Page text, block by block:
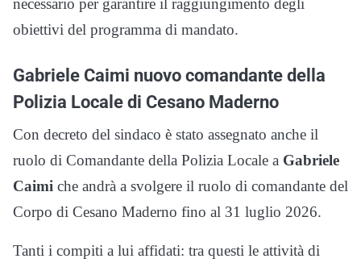
necessario per garantire il raggiungimento degli
obiettivi del programma di mandato.
Gabriele Caimi nuovo comandante della
Polizia Locale di Cesano Maderno
Con decreto del sindaco è stato assegnato anche il
ruolo di Comandante della Polizia Locale a Gabriele
Caimi che andrà a svolgere il ruolo di comandante del
Corpo di Cesano Maderno fino al 31 luglio 2026.
Tanti i compiti a lui affidati: tra questi le attività di